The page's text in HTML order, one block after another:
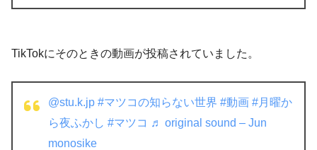
TikTokにそのときの動画が投稿されていました。
@stu.k.jp #マツコの知らない世界 #動画 #月曜か
ら夜ふかし #マツコ ♬ original sound – Jun
monosike